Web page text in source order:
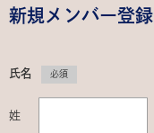
新規メンバー登録
氏名 必須
姓